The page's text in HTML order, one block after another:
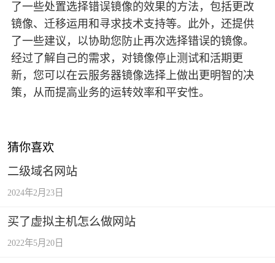
了一些处置选择错误镜像的效果的方法，包括更改
镜像、迁移运用和寻求技术支持等。此外，还提供
了一些建议，以协助您防止再次选择错误的镜像。
经过了解自己的需求，对镜像停止测试和活期更
新，您可以在云服务器镜像选择上做出更明智的决
策，从而提高业务的运转效率和平安性。
猜你喜欢
二级域名网站
2024年2月23日
买了虚拟主机怎么做网站
2022年5月20日